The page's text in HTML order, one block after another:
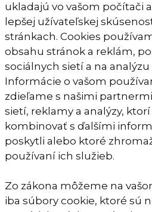
ukladajú vo vašom počítači
lepšej užívateľskej
stránkach. Cookies
obsahu stránok a reklám,
sociálnych sietí a na
Informácie o vašom
zdieľame s našimi
sietí, reklamy a analýzy,
kombinovať s ďalšími
poskytli alebo ktoré
používaní ich služieb.
Zo zákona môžeme na
iba súbory cookie, ktoré sú